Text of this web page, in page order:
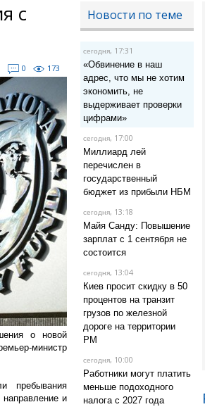
с
0 173
о новой
министр
пребывания
и
Новости по теме
сегодня, 17:31
«Обвинение в наш
адрес, что мы не хотим
экономить, не
выдерживает проверки
цифрами»
сегодня, 17:00
Миллиард лей
перечислен в
государственный
бюджет из прибыли НБМ
сегодня, 13:18
Майя Санду: Повышение
зарплат с 1 сентября не
состоится
сегодня, 13:04
Киев просит скидку в 50
процентов на транзит
грузов по железной
дороге на территории
РМ
сегодня, 10:00
Работники могут платить
меньше подоходного
налога с 2027 года